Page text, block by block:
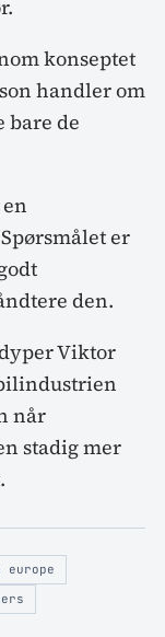
konseptet
handler om
bare de
er
den.
Viktor
når
stadig mer
europe